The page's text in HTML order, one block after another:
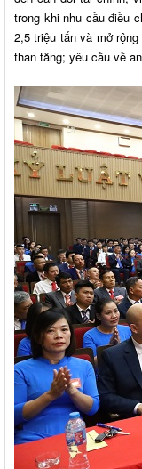
trong khi nhu cầu điều
2,5 triệu tấn và mở
than tăng; yêu cầu về